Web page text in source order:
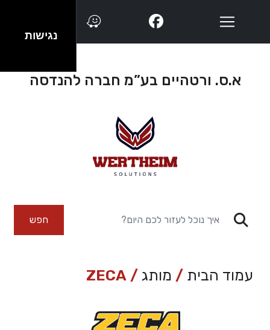
א.ס. ורטהיים בע”מ חברה להנדסה
חפש
עמוד הבית / מותג / ZECA
נגישות